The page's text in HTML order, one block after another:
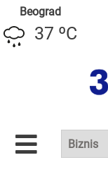
Beograd
37 ºC